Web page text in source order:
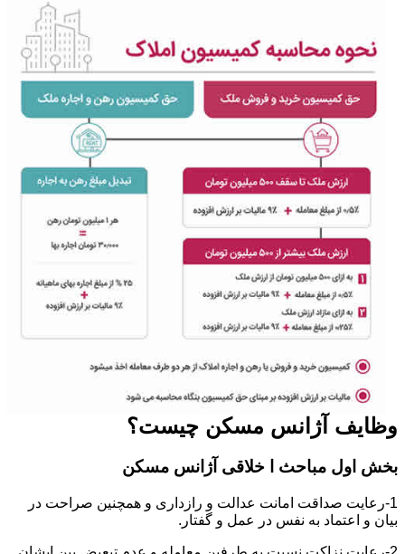
وظایف آژانس مسکن چیست؟
بخش اول مباحث ا خلاقی آژانس مسکن
1-رعایت صداقت امانت عدالت و رازداری و همچنین صراحت در
بیان و اعتماد به نفس در عمل و گفتار.